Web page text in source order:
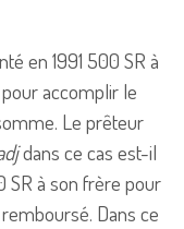
en 1991 500 SR à
accomplir le
Le prêteur
dans ce cas est-il
SR à son frère pour
Dans ce